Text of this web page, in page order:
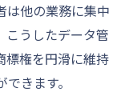
は他の業務に集中
こうしたデータ管
標権を円滑に維持
きます。